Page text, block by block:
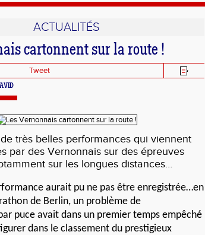
ACTUALITÉS
cartonnent sur la route !
Tweet
de très belles performances qui viennent
par des Vernonnais sur des épreuves
sur les longues distances…
aurait pu ne pas être enregistrée…en
de Berlin, un problème de
puce avait dans un premier temps empêché
dans le classement du prestigieux